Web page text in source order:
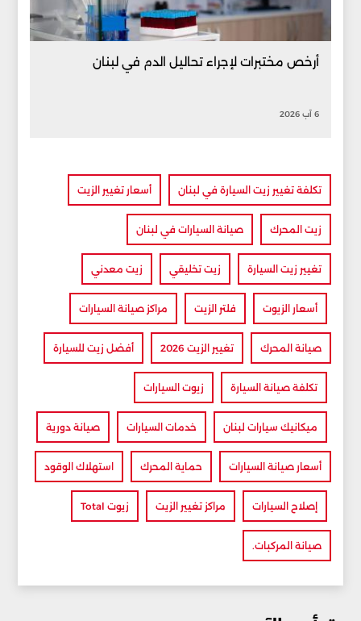
أرخص مختبرات لإجراء تحاليل الدم في لبنان
6 آب 2026
تكلفة تغيير زيت السيارة في لبنان أسعار تغيير الزيت
زيت المحرك صيانة السيارات في لبنان
تغيير زيت السيارة زيت تخليقي زيت معدني
أسعار الزيوت فلتر الزيت مراكز صيانة السيارات
صيانة المحرك تغيير الزيت 2026 أفضل زيت للسيارة
تكلفة صيانة السيارة زيوت السيارات
ميكانيك سيارات لبنان خدمات السيارات صيانة دورية
أسعار صيانة السيارات حماية المحرك استهلاك الوقود
إصلاح السيارات مراكز تغيير الزيت زيوت Total
صيانة المركبات.